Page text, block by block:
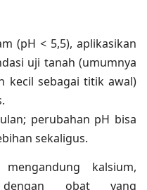
(pH < 5,5), aplikasikan
uji tanah (umumnya
kecil sebagai titik awal)
perubahan pH bisa
sekaligus.
kalsium,
dengan obat yang